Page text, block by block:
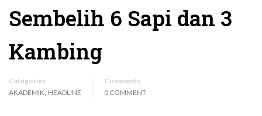
Sembelih 6 Sapi dan 3
Kambing
Categories
AKADEMIK, HEADLINE
Comments
0 COMMENT